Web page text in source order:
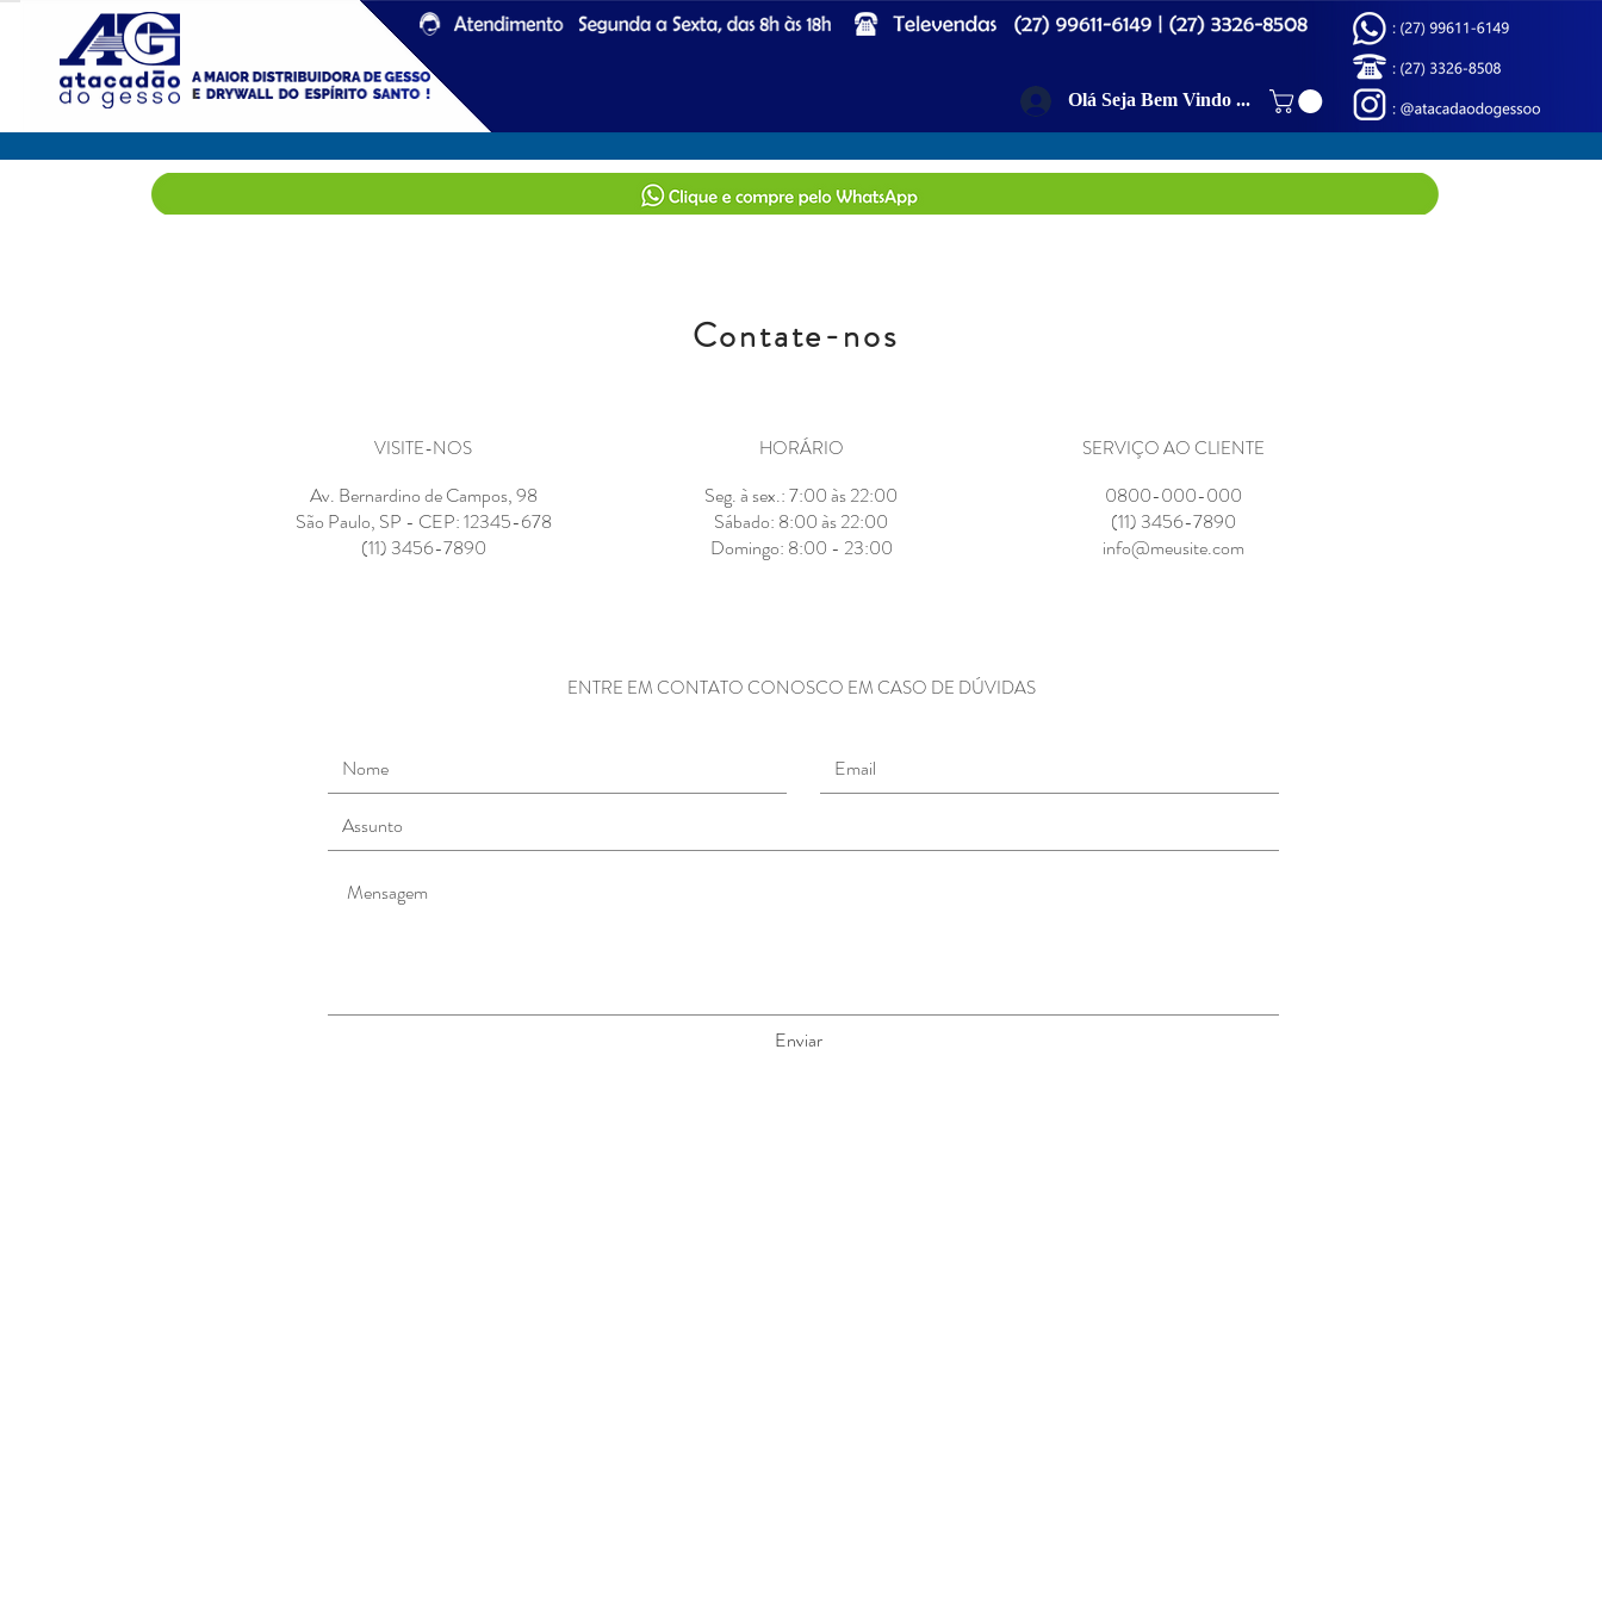
Olá Seja Bem Vindo (a)!
Contate-nos
VISITE-NOS
Av. Bernardino de Campos, 98
São Paulo, SP - CEP: 12345-678
(11) 3456-7890
HORÁRIO
Seg. à sex.: 7:00 às 22:00
​​Sábado: 8:00 às 22:00
​Domingo: 8:00 - 23:00
SERVIÇO AO CLIENTE
0800-000-000
(11) 3456-7890
info@meusite.com
ENTRE EM CONTATO CONOSCO EM CASO DE DÚVIDAS
Enviar